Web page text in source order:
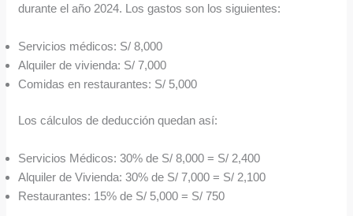
durante el año 2024. Los gastos son los siguientes:
Servicios médicos: S/ 8,000
Alquiler de vivienda: S/ 7,000
Comidas en restaurantes: S/ 5,000
Los cálculos de deducción quedan así:
Servicios Médicos: 30% de S/ 8,000 = S/ 2,400
Alquiler de Vivienda: 30% de S/ 7,000 = S/ 2,100
Restaurantes: 15% de S/ 5,000 = S/ 750